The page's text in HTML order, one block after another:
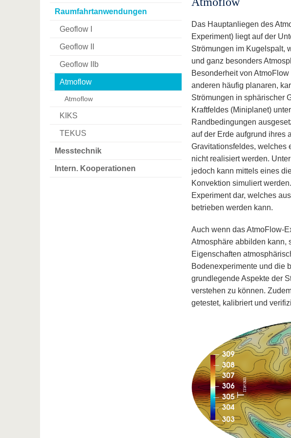
Raumfahrtanwendungen
Geoflow I
Geoflow II
Geoflow IIb
Atmoflow
Atmoflow
KIKS
TEKUS
Messtechnik
Intern. Kooperationen
Das Hauptanliegen des
Experiment) liegt auf der
Strömungen im Kugelspalt,
und ganz besonders
Besonderheit von
anderen häufig planaren,
Strömungen in sphärischer
Kraftfeldes (Miniplanet)
Randbedingungen
auf der Erde aufgrund ihres
Gravitationsfeldes, welches
nicht realisiert werden.
jedoch kann mittels eines
Konvektion simuliert
Experiment dar, welches
betrieben werden kann.
Auch wenn das AtmoFlow-
Atmosphäre abbilden kann,
Eigenschaften
Bodenexperimente und die
grundlegende Aspekte der
verstehen zu können.
getestet, kalibriert und